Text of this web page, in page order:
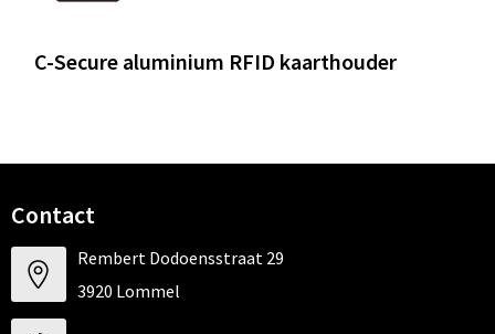
C-Secure aluminium RFID kaarthouder
Contact
Rembert Dodoensstraat 29
3920 Lommel